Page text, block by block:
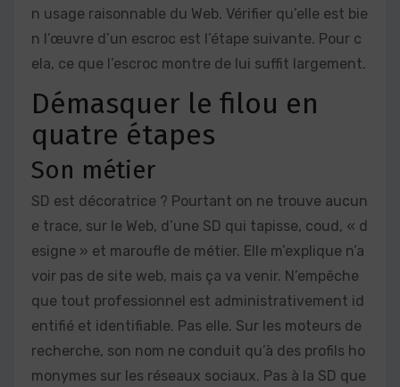
n usage raisonnable du Web. Vérifier qu’elle est bie
n l’œuvre d’un escroc est l’étape suivante. Pour c
ela, ce que l’escroc montre de lui suffit largement.
Démasquer le filou en
quatre étapes
Son métier
SD est décoratrice ? Pourtant on ne trouve aucun
e trace, sur le Web, d’une SD qui tapisse, coud, « d
esigne » et maroufle de métier. Elle m’explique n’a
voir pas de site web, mais ça va venir. N’empêche
que tout professionnel est administrativement id
entifié et identifiable. Pas elle. Sur les moteurs de
recherche, son nom ne conduit qu’à des profils ho
monymes sur les réseaux sociaux. Pas à la SD que